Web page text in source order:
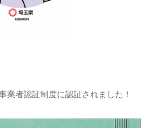
業者認証制度に認証されました！